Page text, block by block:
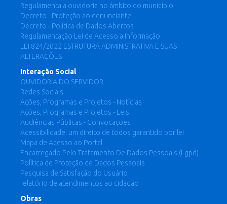
Regulamenta a ouvidoria no âmbito do município
Decreto - Proteção ao denunciante
Decreto - Política de Dados Abertos
Regulamentação Lei de Acesso a Informação
LEI 824/2022 ESTRUTURA ADMINISTRATIVA E SUAS
ALTERAÇÕES
Interação Social
OUVIDORIA DO SERVIDOR
Redes Sociais
Ações, Programas e Projetos - Notícias
Ações, Programas e Projetos - Leis
Audiências Públicas - Convocações
Acessibilidade: um direito de todos garantido por lei
Mapa de Acesso ao Portal
Encarregado Pelo Tratamento De Dados Pessoais (Lgpd)
Política de Proteção de Dados Pessoais
Pesquisa de Satisfação do Usuário
relatório de atendimentos ao cidadão
Obras